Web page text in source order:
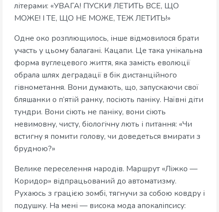
літерами: «УВАГА! ПУСКИ! ЛЕТИТЬ ВСЕ, ЩО
МОЖЕ! І ТЕ, ЩО НЕ МОЖЕ, ТЕЖ ЛЕТИТЬ!»
Одне око розплющилось, інше відмовилося брати
участь у цьому балагані. Кацапи. Це така унікальна
форма вуглецевого життя, яка замість еволюції
обрала шлях деградації в бік дистанційного
гівнометання. Вони думають, що, запускаючи свої
бляшанки о п’ятій ранку, посіють паніку. Наївні діти
тундри. Вони сіють не паніку, вони сіють
невимовну, чисту, біологічну лють і питання: «Чи
встигну я помити голову, чи доведеться вмирати з
брудною?»
Велике переселення народів. Маршрут «Ліжко —
Коридор» відпрацьований до автоматизму.
Рухаюсь з грацією зомбі, тягнучи за собою ковдру і
подушку. На мені — висока мода апокаліпсису: